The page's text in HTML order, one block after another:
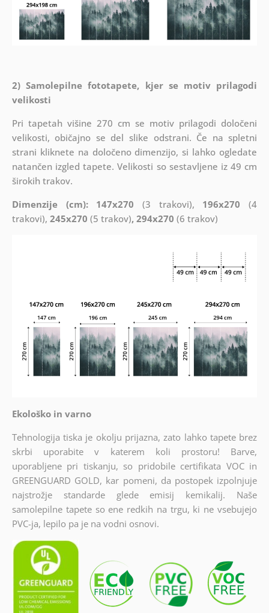
2) Samolepilne fototapete, kjer se motiv prilagodi
velikosti
Pri tapetah višine 270 cm se motiv prilagodi določeni
velikosti, običajno se del slike odstrani. Če na spletni
strani kliknete na določeno dimenzijo, si lahko ogledate
natančen izgled tapete. Velikosti so sestavljene iz 49 cm
širokih trakov.
Dimenzije (cm): 147x270 (3 trakovi), 196x270 (4
trakovi), 245x270 (5 trakov), 294x270 (6 trakov)
Ekološko in varno
Tehnologija tiska je okolju prijazna, zato lahko tapete brez
skrbi uporabite v katerem koli prostoru! Barve,
uporabljene pri tiskanju, so pridobile certifikata VOC in
GREENGUARD GOLD, kar pomeni, da postopek izpolnjuje
najstrožje standarde glede emisij kemikalij. Naše
samolepilne tapete so ene redkih na trgu, ki ne vsebujejo
PVC-ja, lepilo pa je na vodni osnovi.